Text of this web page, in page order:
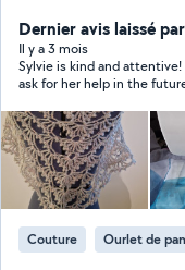
Dernier avis laissé
Il y a 3 mois
Sylvie is kind and
ask for her help in the
Couture Ourlet de